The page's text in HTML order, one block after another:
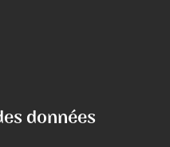
données